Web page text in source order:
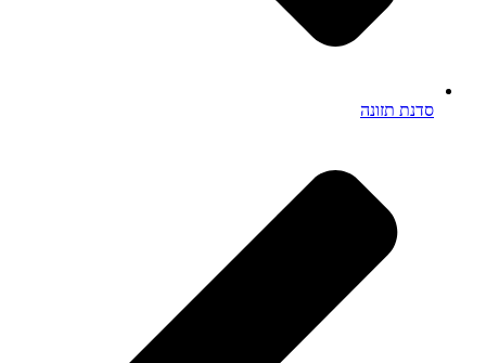
סדנת תזונה